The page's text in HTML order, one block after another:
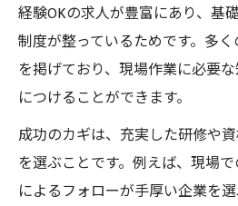
経験OKの求人が豊富にあり、基
制度が整っているためです。多
を掲げており、現場作業に必要
につけることができます。
成功のカギは、充実した研修や
を選ぶことです。例えば、現場
によるフォローが手厚い企業を